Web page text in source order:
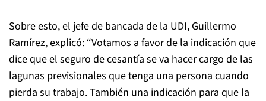
Sobre esto, el jefe de bancada de la UDI, Guillermo
Ramírez, explicó: “Votamos a favor de la indicación que
dice que el seguro de cesantía se va hacer cargo de las
lagunas previsionales que tenga una persona cuando
pierda su trabajo. También una indicación para que la